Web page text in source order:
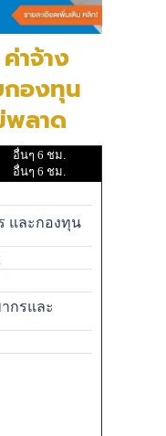
าจ้าง
กองทุน
พลาด
อื่นๆ 6 ชม.
อื่นๆ 6 ชม.
และกองทุน
กรและ